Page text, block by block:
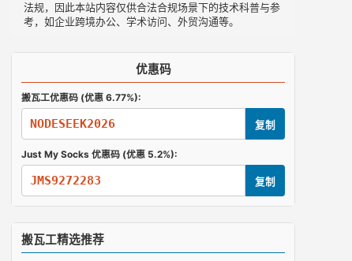
法规，因此本站内容仅供合法合规场景下的技术科普与参
考，如企业跨境办公、学术访问、外贸沟通等。
优惠码
搬瓦工优惠码 (优惠 6.77%):
NODESEEK2026 复制
Just My Socks 优惠码 (优惠 5.2%):
JMS9272283 复制
搬瓦工精选推荐